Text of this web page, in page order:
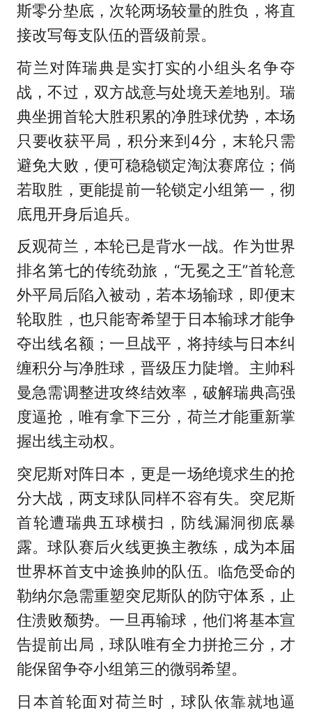
斯零分垫底，次轮两场较量的胜负，将直
接改写每支队伍的晋级前景。
荷兰对阵瑞典是实打实的小组头名争夺
战，不过，双方战意与处境天差地别。瑞
典坐拥首轮大胜积累的净胜球优势，本场
只要收获平局，积分来到4分，末轮只需
避免大败，便可稳稳锁定淘汰赛席位；倘
若取胜，更能提前一轮锁定小组第一，彻
底甩开身后追兵。
反观荷兰，本轮已是背水一战。作为世界
排名第七的传统劲旅，“无冕之王”首轮意
外平局后陷入被动，若本场输球，即便末
轮取胜，也只能寄希望于日本输球才能争
夺出线名额；一旦战平，将持续与日本纠
缠积分与净胜球，晋级压力陡增。主帅科
曼急需调整进攻终结效率，破解瑞典高强
度逼抢，唯有拿下三分，荷兰才能重新掌
握出线主动权。
突尼斯对阵日本，更是一场绝境求生的抢
分大战，两支球队同样不容有失。突尼斯
首轮遭瑞典五球横扫，防线漏洞彻底暴
露。球队赛后火线更换主教练，成为本届
世界杯首支中途换帅的队伍。临危受命的
勒纳尔急需重塑突尼斯队的防守体系，止
住溃败颓势。一旦再输球，他们将基本宣
告提前出局，球队唯有全力拼抢三分，才
能保留争夺小组第三的微弱希望。
日本首轮面对荷兰时，球队依靠就地逼